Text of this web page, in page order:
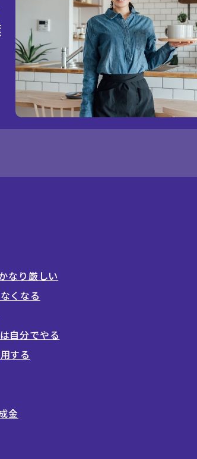
なり厳しい
くなる
自分でやる
する
金